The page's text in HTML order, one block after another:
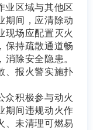
业区域与其他区
期间，应清除动
现场应配置灭火
保持疏散通道畅
除安全隐患。
、报火警实施扑
众积极参与动火
期间违规动火作
、未清理可燃易